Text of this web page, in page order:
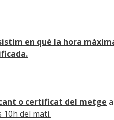
en què la hora
o certificat del metge
10h del matí.